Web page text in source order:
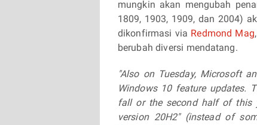
mungkin akan mengubah
1809, 1903, 1909, dan 2004)
dikonfirmasi via Redmond Mag
berubah diversi mendatang.
"Also on Tuesday, Microsoft
Windows 10 feature updates.
fall or the second half of this
version 20H2" (instead of